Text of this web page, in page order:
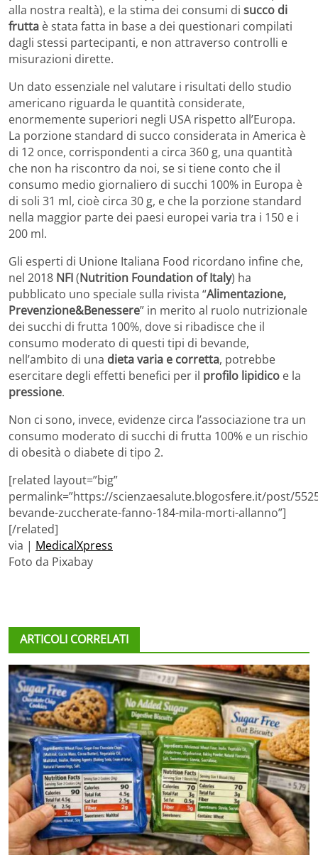
alla nostra realtà), e la stima dei consumi di succo di
frutta è stata fatta in base a dei questionari compilati
dagli stessi partecipanti, e non attraverso controlli e
misurazioni dirette.
Un dato essenziale nel valutare i risultati dello studio
americano riguarda le quantità considerate,
enormemente superiori negli USA rispetto all’Europa.
La porzione standard di succo considerata in America è
di 12 once, corrispondenti a circa 360 g, una quantità
che non ha riscontro da noi, se si tiene conto che il
consumo medio giornaliero di succhi 100% in Europa è
di soli 31 ml, cioè circa 30 g, e che la porzione standard
nella maggior parte dei paesi europei varia tra i 150 e i
200 ml.
Gli esperti di Unione Italiana Food ricordano infine che,
nel 2018 NFI(Nutrition Foundation of Italy) ha
pubblicato uno speciale sulla rivista “Alimentazione,
Prevenzione&Benessere” in merito al ruolo nutrizionale
dei succhi di frutta 100%, dove si ribadisce che il
consumo moderato di questi tipi di bevande,
nell’ambito di una dieta varia e corretta, potrebbe
esercitare degli effetti benefici per il profilo lipidico e la
pressione.
Non ci sono, invece, evidenze circa l’associazione tra un
consumo moderato di succhi di frutta 100% e un rischio
di obesità o diabete di tipo 2.
[related layout=”big”
permalink=”https://scienzaesalute.blogosfere.it/post/
bevande-zuccherate-fanno-184-mila-morti-allanno”]
[/related]
via | MedicalXpress
Foto da Pixabay
ARTICOLI CORRELATI